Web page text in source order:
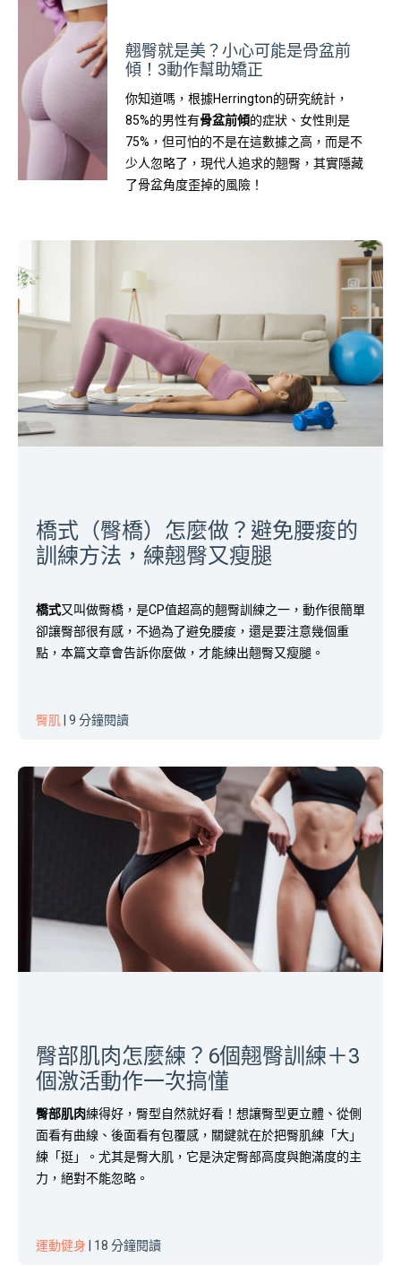
翹臀就是美？小心可能是骨盆前
傾！3動作幫助矯正
你知道嗎，根據Herrington的研究統計，
85%的男性有骨盆前傾的症狀、女性則是
75%，但可怕的不是在這數據之高，而是不
少人忽略了，現代人追求的翹臀，其實隱藏
了骨盆角度歪掉的風險！
橋式（臀橋）怎麼做？避免腰痠的
訓練方法，練翹臀又瘦腿
橋式又叫做臀橋，是CP值超高的翹臀訓練之一，動作很簡單
卻讓臀部很有感，不過為了避免腰痠，還是要注意幾個重
點，本篇文章會告訴你麼做，才能練出翹臀又瘦腿。
臀肌| 9 分鐘閱讀
臀部肌肉怎麼練？6個翹臀訓練＋3
個激活動作一次搞懂
臀部肌肉練得好，臀型自然就好看！想讓臀型更立體、從側
面看有曲線、後面看有包覆感，關鍵就在於把臀肌練「大」
練「挺」。尤其是臀大肌，它是決定臀部高度與飽滿度的主
力，絕對不能忽略。
運動健身 | 18 分鐘閱讀